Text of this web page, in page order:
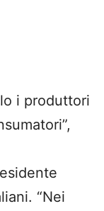
i produttori
“Nei